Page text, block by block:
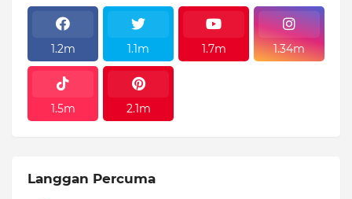
1.2m 1.1m 1.7m 1.34m
1.5m 2.1m
Langgan Percuma